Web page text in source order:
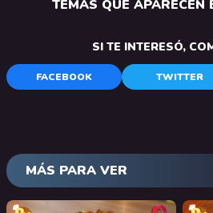
TEMAS QUE APARECEN
SI TE INTERESÓ,
FACEBOOK TWITTER
MÁS PARA VER